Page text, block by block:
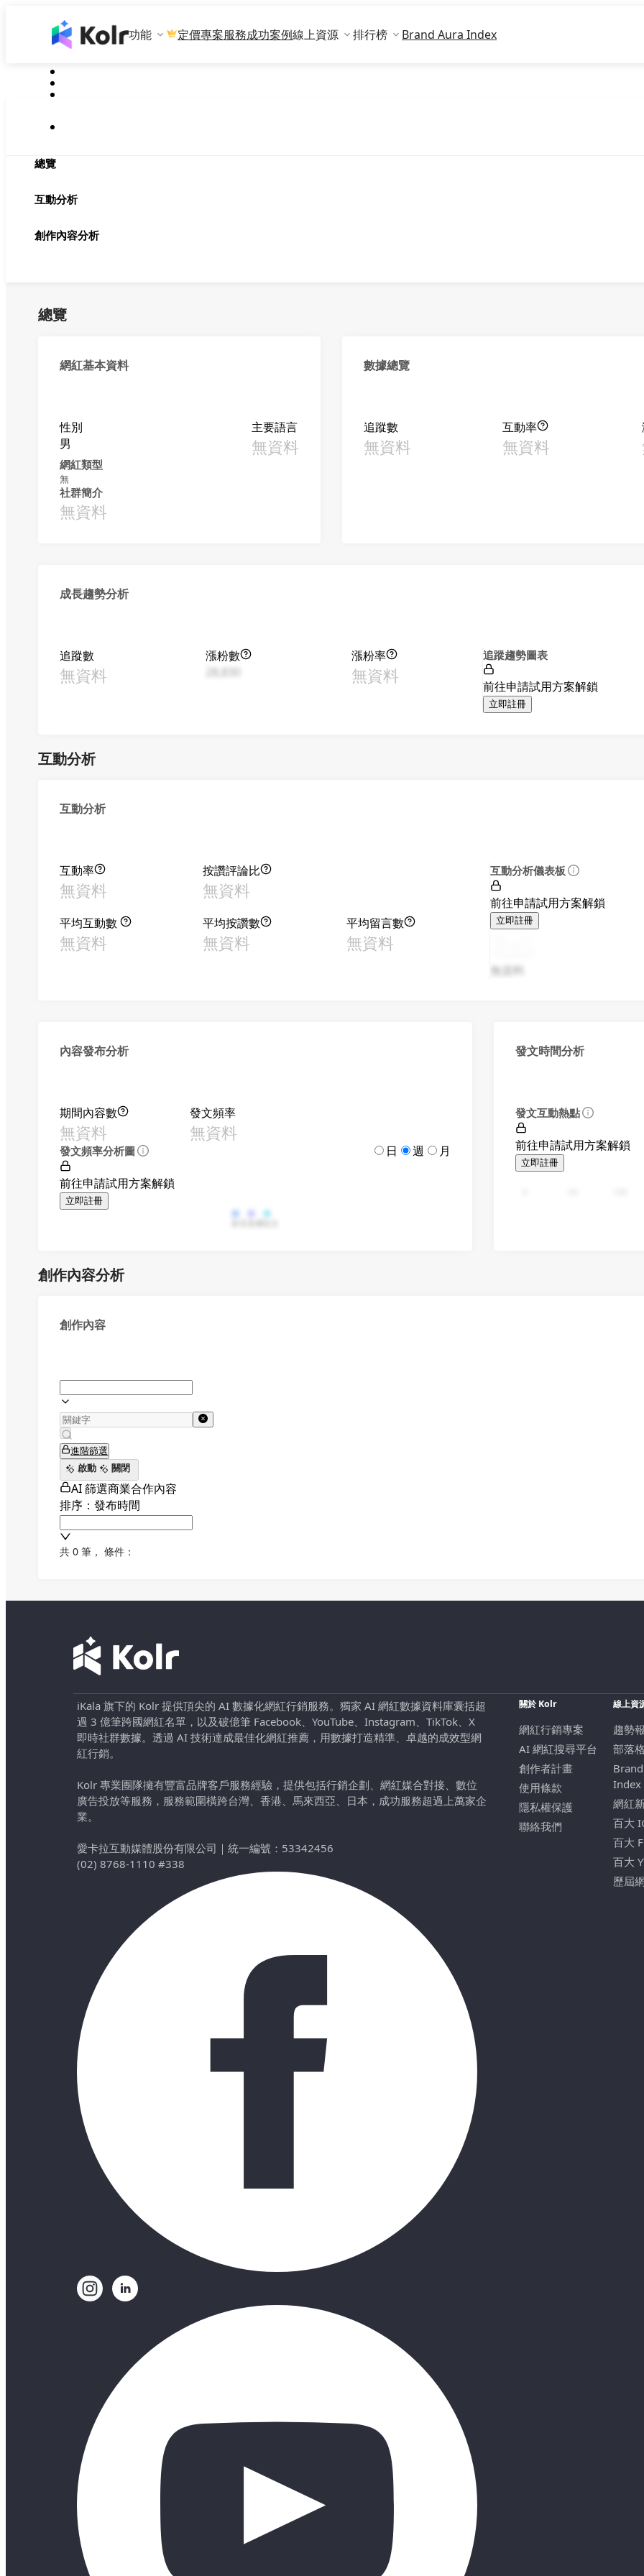
功能 定價專案服務成功案例線上資源 排行榜 Brand Aura Index
總覽
互動分析
創作內容分析
總覽
網紅基本資料
性別
男
主要語言
無資料
網紅類型
無
社群簡介
無資料
數據總覽
追蹤數
無資料
互動率
無資料
成長趨勢分析
追蹤數
無資料
漲粉數
漲粉率
無資料
追蹤趨勢圖表
前往申請試用方案解鎖
立即註冊
互動分析
互動分析
互動率
無資料
按讚評論比
無資料
平均互動數
無資料
平均按讚數
無資料
平均留言數
無資料
互動分析儀表板
前往申請試用方案解鎖
立即註冊
無資料
內容發布分析
期間內容數
無資料
發文頻率
無資料
發文頻率分析圖 日 週 月
前往申請試用方案解鎖
立即註冊
發文時間分析
發文互動熱點
前往申請試用方案解鎖
立即註冊
創作內容分析
創作內容
進階篩選
啟動
關閉
AI 篩選商業合作內容
排序：發布時間
共 0 筆 ， 條件：
iKala 旗下的 Kolr 提供頂尖的 AI 數據化網紅行銷服務。獨家 AI 網紅數據資料庫囊括超
過 3 億筆跨國網紅名單，以及破億筆 Facebook、YouTube、Instagram、TikTok、X
即時社群數據。透過 AI 技術達成最佳化網紅推薦，用數據打造精準、卓越的成效型網
紅行銷。
Kolr 專業團隊擁有豐富品牌客戶服務經驗，提供包括行銷企劃、網紅媒合對接、數位
廣告投放等服務，服務範圍橫跨台灣、香港、馬來西亞、日本，成功服務超過上萬家企
業。
愛卡拉互動媒體股份有限公司 ｜ 統一編號：53342456
(02) 8768-1110 #338
關於 Kolr
網紅行銷專案
AI 網紅搜尋平台
創作者計畫
使用條款
隱私權保護
聯絡我們
線上資
趨勢
部落格
Index
網紅
百大
百大
百大
歷屆